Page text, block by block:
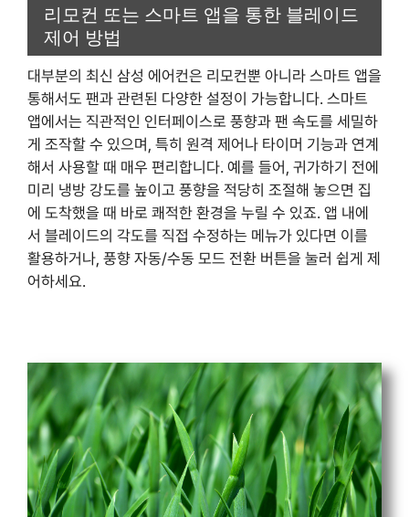
리모컨 또는 스마트 앱을 통한 블레이드
제어 방법
대부분의 최신 삼성 에어컨은 리모컨뿐 아니라 스마트 앱을
통해서도 팬과 관련된 다양한 설정이 가능합니다. 스마트
앱에서는 직관적인 인터페이스로 풍향과 팬 속도를 세밀하
게 조작할 수 있으며, 특히 원격 제어나 타이머 기능과 연계
해서 사용할 때 매우 편리합니다. 예를 들어, 귀가하기 전에
미리 냉방 강도를 높이고 풍향을 적당히 조절해 놓으면 집
에 도착했을 때 바로 쾌적한 환경을 누릴 수 있죠. 앱 내에
서 블레이드의 각도를 직접 수정하는 메뉴가 있다면 이를
활용하거나, 풍향 자동/수동 모드 전환 버튼을 눌러 쉽게 제
어하세요.